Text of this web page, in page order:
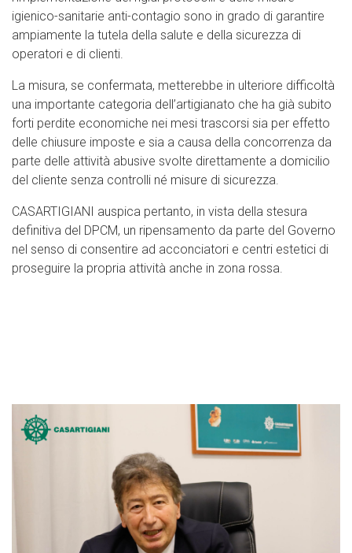
igienico-sanitarie anti-contagio sono in grado di garantire
ampiamente la tutela della salute e della sicurezza di
operatori e di clienti.
La misura, se confermata, metterebbe in ulteriore difficoltà
una importante categoria dell’artigianato che ha già subito
forti perdite economiche nei mesi trascorsi sia per effetto
delle chiusure imposte e sia a causa della concorrenza da
parte delle attività abusive svolte direttamente a domicilio
del cliente senza controlli né misure di sicurezza.
CASARTIGIANI auspica pertanto, in vista della stesura
definitiva del DPCM, un ripensamento da parte del Governo
nel senso di consentire ad acconciatori e centri estetici di
proseguire la propria attività anche in zona rossa.